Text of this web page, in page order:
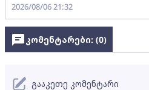
2026/08/06 21:32
კომენტარები: (0)
გააკეთე კომენტარი